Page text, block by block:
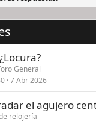
¿Locura?
General
7 Abr 2026
el agujero
relojería